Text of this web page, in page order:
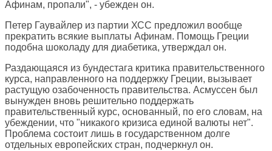
Афинам, пропали", - убежден он.
Петер Гаувайлер из партии ХСС предложил вообще
прекратить всякие выплаты Афинам. Помощь Греции
подобна шоколаду для диабетика, утверждал он.
Раздающаяся из бундестага критика правительственного
курса, направленного на поддержку Греции, вызывает
растущую озабоченность правительства. Асмуссен был
вынужден вновь решительно поддержать
правительственный курс, основанный, по его словам, на
убеждении, что "никакого кризиса единой валюты нет".
Проблема состоит лишь в государственном долге
отдельных европейских стран, подчеркнул он.